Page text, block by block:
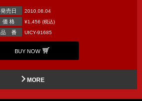
発売日 2010.08.04
価 格 ¥1,456 (税込)
品 番 UICY-91685
BUY NOW
MORE